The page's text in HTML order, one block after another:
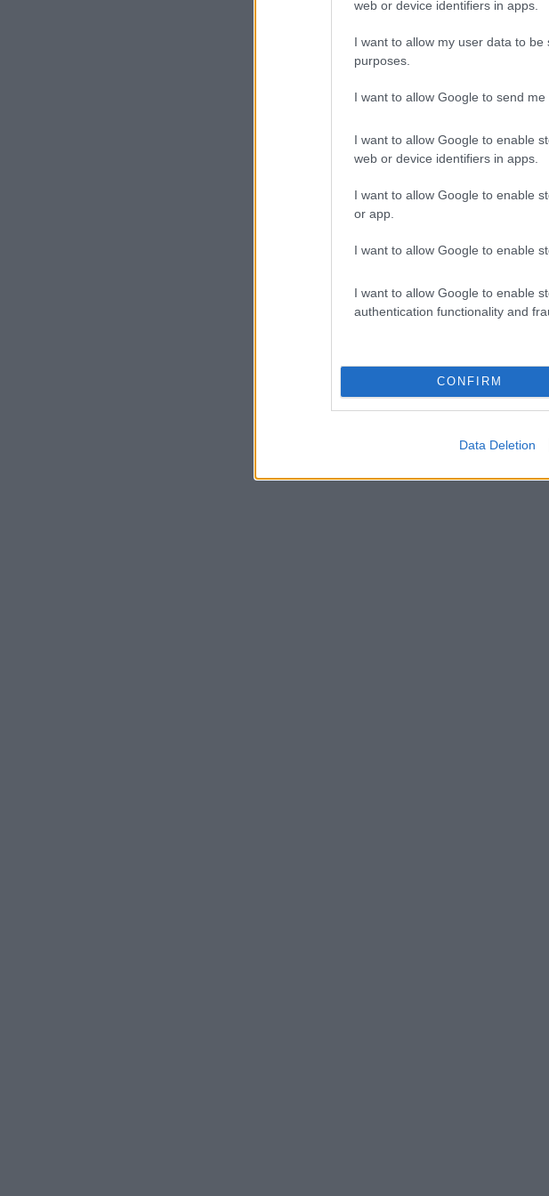
web or device identifiers in apps.
I want to allow my user data to
purposes.
I want to allow Google to send me
I want to allow Google to enable
web or device identifiers in apps.
I want to allow Google to enable
or app.
I want to allow Google to enable
I want to allow Google to enable
authentication functionality and
CONFIRM
Data Deletion